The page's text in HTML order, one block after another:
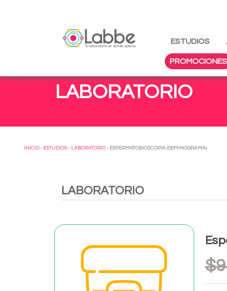
ESTUDIOS
PROMOCIONES
LABORATORIO
INICIO - ESTUDIOS - LABORATORIO - ESPERMATOBIOSCOPIA (SEMINOGRAMA)
LABORATORIO